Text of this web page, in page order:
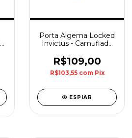
Porta Algema Locked
Invictus - Camuflado
R$109,00
R$103,55 com Pix
ESPIAR